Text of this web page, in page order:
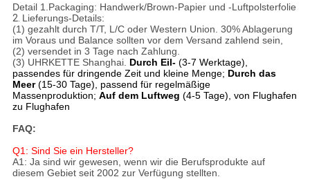
Detail 1.Packaging: Handwerk/Brown-Papier und -Luftpolsterfolie
2. Lieferungs-Details:
(1) gezahlt durch T/T, L/C oder Western Union. 30% Ablagerung
im Voraus und Balance sollten vor dem Versand zahlend sein,
(2) versendet in 3 Tage nach Zahlung.
(3) UHRKETTE Shanghai. Durch Eil-(3-7 Werktage),
passendes für dringende Zeit und kleine Menge; Durch das
Meer(15-30 Tage), passend für regelmäßige
Massenproduktion; Auf dem Luftweg (4-5 Tage), von Flughafen
zu Flughafen
FAQ:
Q1: Sind Sie ein Hersteller?
A1: Ja sind wir gewesen, wenn wir die Berufsprodukte auf
diesem Gebiet seit 2002 zur Verfügung stellten.